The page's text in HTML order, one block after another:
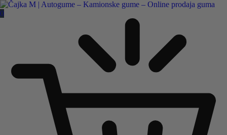
+381 32 5461 011 ili nam pišite: office@cajkam.rs
KAKO DO NAS
0